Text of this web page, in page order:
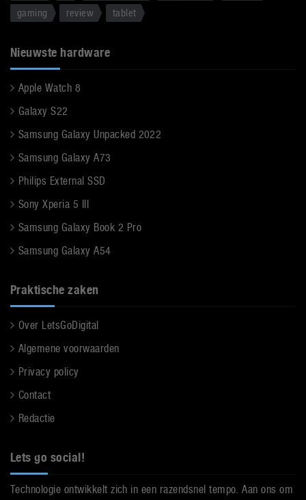
gaming
review tablet
Nieuwste hardware
Apple Watch 8
Galaxy S22
Samsung Galaxy Unpacked 2022
Samsung Galaxy A73
Philips External SSD
Sony Xperia 5 III
Samsung Galaxy Book 2 Pro
Samsung Galaxy A54
Praktische zaken
Over LetsGoDigital
Algemene voorwaarden
Privacy policy
Contact
Redactie
Lets go social!
Technologie ontwikkelt zich in een razendsnel tempo. Aan ons om